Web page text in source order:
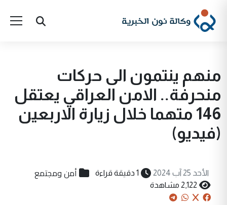
منهم ينتمون الى حركات
منحرفة.. الامن العراقي يعتقل
146 متهما خلال زيارة الاربعين
(فيديو)
الأحد 25 آب 2024 1 دقيقة قراءة أمن ومجتمع
2,122 مشاهدة